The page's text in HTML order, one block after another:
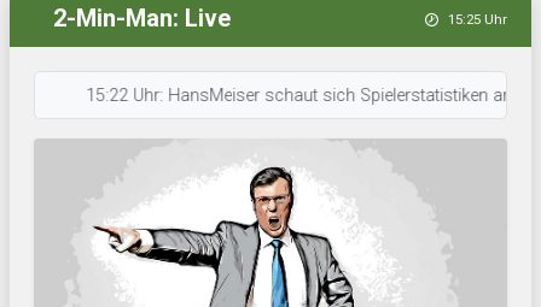
2-Min-Man: Live 15:25 Uhr
15:22 Uhr: HansMeiser schaut sich Spielerstatistiken an. •